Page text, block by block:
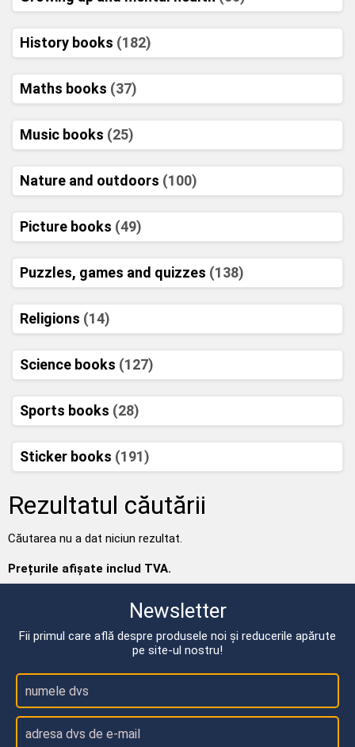
History books (182)
Maths books (37)
Music books (25)
Nature and outdoors (100)
Picture books (49)
Puzzles, games and quizzes (138)
Religions (14)
Science books (127)
Sports books (28)
Sticker books (191)
Rezultatul căutării
Căutarea nu a dat niciun rezultat.
Prețurile afișate includ TVA.
Newsletter
Fii primul care află despre produsele noi și reducerile apărute
pe site-ul nostru!